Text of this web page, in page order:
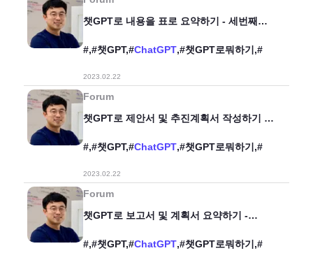
챗GPT로 내용을 표로 요약하기 - 세번째
#,#챗GPT,#ChatGPT,#챗GPT로뭐하기,#
2023.02.22
Forum
챗GPT로 제안서 및 추진계획서 작성하기 -
#,#챗GPT,#ChatGPT,#챗GPT로뭐하기,#
2023.02.22
Forum
챗GPT로 보고서 및 계획서 요약하기 -
#,#챗GPT,#ChatGPT,#챗GPT로뭐하기,#